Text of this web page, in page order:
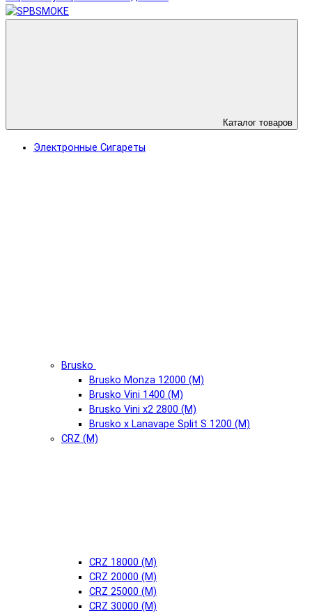
Каталог товаров
Электронные Сигареты
Brusko
Brusko Monza 12000 (М)
Brusko Vini 1400 (М)
Brusko Vini x2 2800 (М)
Brusko x Lanavape Split S 1200 (М)
CRZ (М)
CRZ 18000 (М)
CRZ 20000 (М)
CRZ 25000 (М)
CRZ 30000 (М)